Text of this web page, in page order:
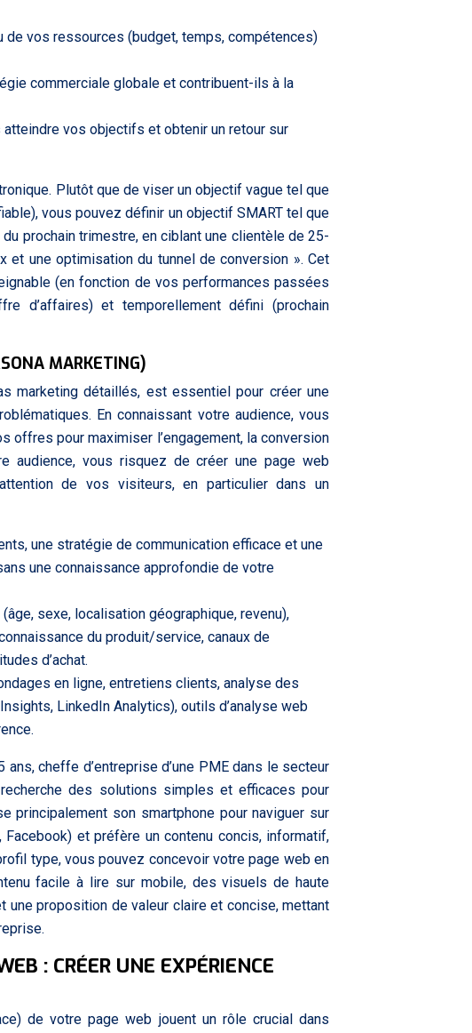
vos ressources (budget, temps, compétences)
commerciale globale et contribuent-ils à la
vos objectifs et obtenir un retour sur
Plutôt que de viser un objectif vague tel que
vous pouvez définir un objectif SMART tel que
prochain trimestre, en ciblant une clientèle de 25-
une optimisation du tunnel de conversion ». Cet
(en fonction de vos performances passées
d’affaires) et temporellement défini (prochain
MARKETING)
marketing détaillés, est essentiel pour créer une
En connaissant votre audience, vous
offres pour maximiser l’engagement, la conversion
audience, vous risquez de créer une page web
de vos visiteurs, en particulier dans un
une stratégie de communication efficace et une
une connaissance approfondie de votre
sexe, localisation géographique, revenu),
du produit/service, canaux de
d’achat.
en ligne, entretiens clients, analyse des
LinkedIn Analytics), outils d’analyse web
cheffe d’entreprise d’une PME dans le secteur
des solutions simples et efficaces pour
principalement son smartphone pour naviguer sur
et préfère un contenu concis, informatif,
type, vous pouvez concevoir votre page web en
facile à lire sur mobile, des visuels de haute
proposition de valeur claire et concise, mettant
: CRÉER UNE EXPÉRIENCE
de votre page web jouent un rôle crucial dans